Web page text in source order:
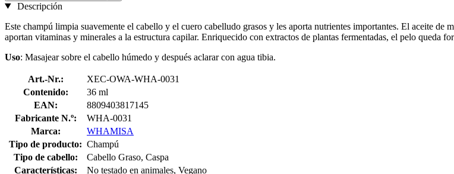
Descripción
Este champú limpia suavemente el cabello y el cuero cabelludo grasos y les aporta nutrientes importantes. El aceite
aportan vitaminas y minerales a la estructura capilar. Enriquecido con extractos de plantas fermentadas, el pelo queda
Uso: Masajear sobre el cabello húmedo y después aclarar con agua tibia.
Art.-Nr.:
XEC-OWA-WHA-0031
Contenido:
36 ml
EAN:
8809403817145
Fabricante N.º:
WHA-0031
Marca:
WHAMISA
Tipo de producto: Champú
Tipo de cabello:
Cabello Graso, Caspa
Características:
No testado en animales, Vegano